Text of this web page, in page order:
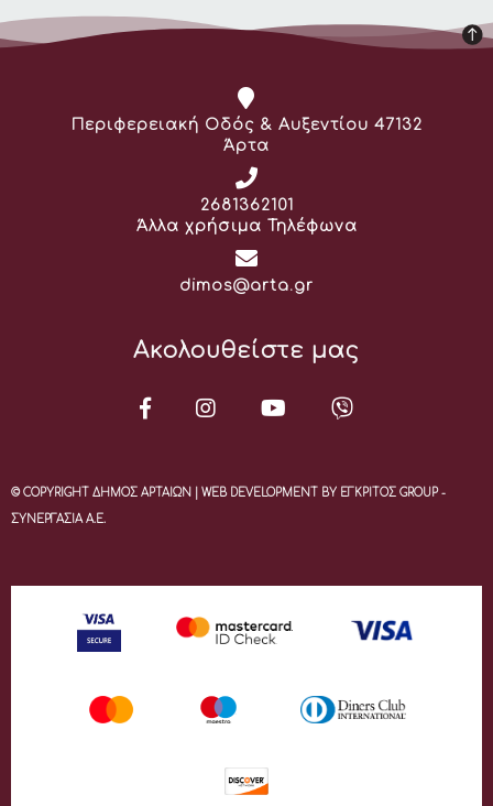
Διεύθυνση:
Περιφερειακή Οδός & Αυξεντίου 47132
Άρτα
Τηλέφωνο:
2681362101
Άλλα χρήσιμα Τηλέφωνα
Email:
dimos@arta.gr
Ακολουθείστε μας
© COPYRIGHT ΔΗΜΟΣ ΑΡΤΑΙΩΝ | WEB DEVELOPMENT BY ΕΓΚΡΙΤΟΣ GROUP -
ΣΥΝΕΡΓΑΣΙΑ Α.Ε.